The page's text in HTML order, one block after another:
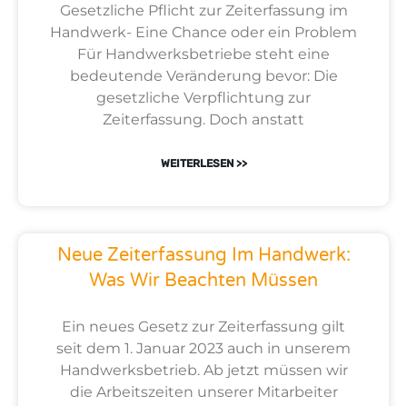
Gesetzliche Pflicht zur Zeiterfassung im
Handwerk- Eine Chance oder ein Problem
Für Handwerksbetriebe steht eine
bedeutende Veränderung bevor: Die
gesetzliche Verpflichtung zur
Zeiterfassung. Doch anstatt
WEITERLESEN >>
Neue Zeiterfassung Im Handwerk:
Was Wir Beachten Müssen
Ein neues Gesetz zur Zeiterfassung gilt
seit dem 1. Januar 2023 auch in unserem
Handwerksbetrieb. Ab jetzt müssen wir
die Arbeitszeiten unserer Mitarbeiter